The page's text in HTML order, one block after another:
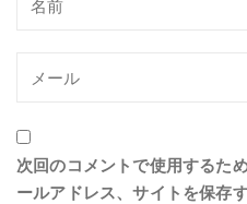
次回のコメントで使用するた
ールアドレス、サイトを保存す